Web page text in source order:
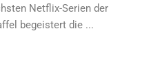
Netflix-Serien der
begeistert die ...